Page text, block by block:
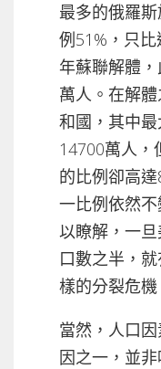
最多的俄羅
例51%，只
年蘇聯解體
萬人。在解
和國，其中
14700萬人，
的比例卻高
一比例依然
以瞭解，一
口數之半，
樣的分裂危機
當然，人口
因之一，並